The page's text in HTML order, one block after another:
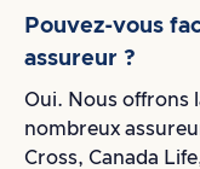
Pouvez-vous
assureur ?
Oui. Nous offrons
nombreux
Cross, Canada